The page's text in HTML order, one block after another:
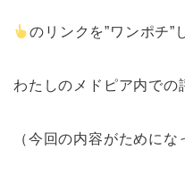
のリンクを”ワンポチ”
わたしのメドピア内での
（今回の内容がために